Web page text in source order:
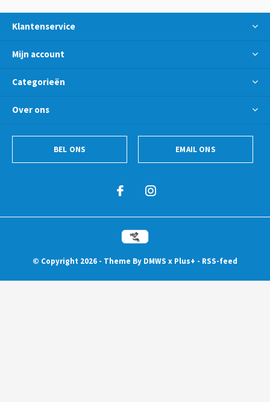
Klantenservice
Mijn account
Categorieën
Over ons
BEL ONS EMAIL ONS
© Copyright 2026 - Theme By DMWS x Plus+ - RSS-feed